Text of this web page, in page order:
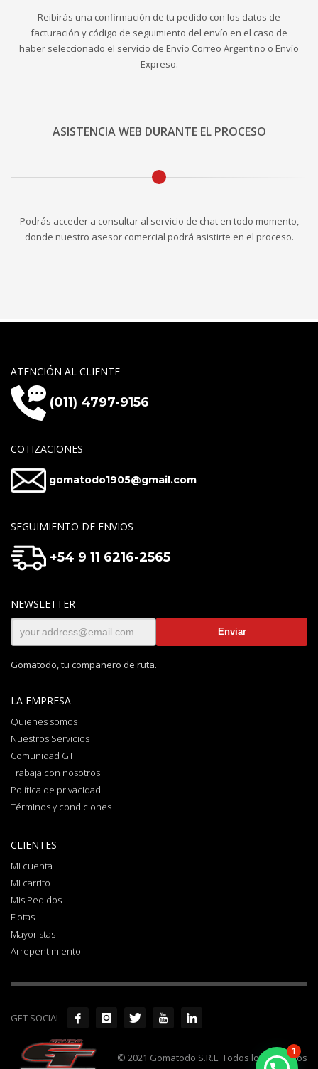
Reibirás una confirmación de tu pedido con los datos de
facturación y código de seguimiento del envío en el caso de
haber seleccionado el servicio de Envío Correo Argentino o Envío
Expreso.
ASISTENCIA WEB DURANTE EL PROCESO
Podrás acceder a consultar al servicio de chat en todo momento,
donde nuestro asesor comercial podrá asistirte en el proceso.
ATENCIÓN AL CLIENTE
(011) 4797-9156
COTIZACIONES
gomatodo1905@gmail.com
SEGUIMIENTO DE ENVIOS
+54 9 11 6216-2565
NEWSLETTER
Gomatodo, tu compañero de ruta.
LA EMPRESA
Quienes somos
Nuestros Servicios
Comunidad GT
Trabaja con nosotros
Política de privacidad
Términos y condiciones
CLIENTES
Mi cuenta
Mi carrito
Mis Pedidos
Flotas
Mayoristas
Arrepentimiento
GET SOCIAL
© 2021 Gomatodo S.R.L. Todos los derechos
1